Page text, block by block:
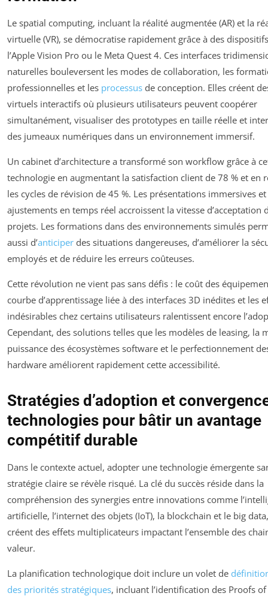
Le spatial computing, incluant la réalité augmentée (AR) et la
virtuelle (VR), se démocratise rapidement grâce à des
l’Apple Vision Pro ou le Meta Quest 4. Ces interfaces
naturelles bouleversent les modes de collaboration, les
professionnelles et les processus de conception. Elles créent
virtuels interactifs où plusieurs utilisateurs peuvent coopérer
simultanément, visualiser des prototypes en taille réelle et
des jumeaux numériques dans un environnement immersif.
Un cabinet d’architecture a transformé son workflow grâce à
technologie en augmentant la satisfaction client de 78 % et en
les cycles de révision de 45 %. Les présentations immersives et
ajustements en temps réel accroissent la vitesse d’acceptation
projets. Les formations dans des environnements simulés
aussi d’anticiper des situations dangereuses, d’améliorer la
employés et de réduire les erreurs coûteuses.
Cette révolution ne vient pas sans défis : le coût des
courbe d’apprentissage liée à des interfaces 3D inédites et les
indésirables chez certains utilisateurs ralentissent encore
Cependant, des solutions telles que les modèles de leasing, la
puissance des écosystèmes software et le perfectionnement
hardware améliorent rapidement cette accessibilité.
Stratégies d’adoption et
technologies pour bâtir un avantage
compétitif durable
Dans le contexte actuel, adopter une technologie émergente
stratégie claire se révèle risqué. La clé du succès réside dans la
compréhension des synergies entre innovations comme
artificielle, l’internet des objets (IoT), la blockchain et le big
créent des effets multiplicateurs impactant l’ensemble des
valeur.
La planification technologique doit inclure un volet de
des priorités stratégiques, incluant l’identification des Proofs